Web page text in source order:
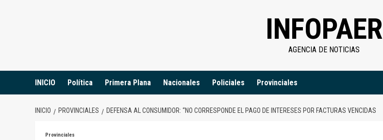
INFOPAER
AGENCIA DE NOTICIAS
INICIO Política Primera Plana Nacionales Policiales Provinciales
INICIO PROVINCIALES DEFENSA AL CONSUMIDOR: “NO CORRESPONDE EL PAGO DE INTERESES POR FACTURAS VENCIDAS
Provinciales